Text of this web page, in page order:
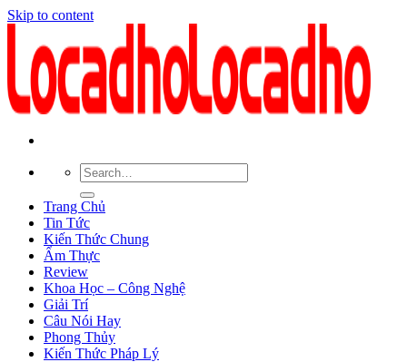
Skip to content
Trang Chủ
Tin Tức
Kiến Thức Chung
Ẩm Thực
Review
Khoa Học – Công Nghệ
Giải Trí
Câu Nói Hay
Phong Thủy
Kiến Thức Pháp Lý